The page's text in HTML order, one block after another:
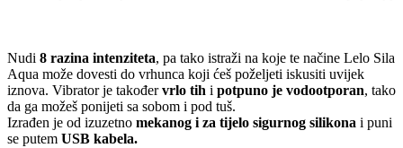
Nudi 8 razina intenziteta, pa tako istraži na koje te načine Lelo Sila
Aqua može dovesti do vrhunca koji ćeš poželjeti iskusiti uvijek
iznova. Vibrator je takođervrlo tih i potpuno je vodootporan, tako
da ga možeš ponijeti sa sobom i pod tuš.
Izrađen je od izuzetno mekanog i za tijelo sigurnog silikona i puni
se putem USB kabela.